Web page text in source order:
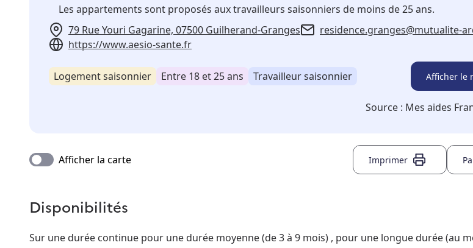
Les appartements sont proposés aux travailleurs saisonniers de moins de 25 ans.
79 Rue Youri Gagarine, 07500 Guilherand-Granges
residence.granges@mutualite-
https://www.aesio-sante.fr
Logement saisonnier Entre 18 et 25 ans Travailleur saisonnier Afficher le
Source : Mes aides
Afficher la carte Imprimer
Disponibilités
Sur une durée continue pour une durée moyenne (de 3 à 9 mois) , pour une longue durée (au